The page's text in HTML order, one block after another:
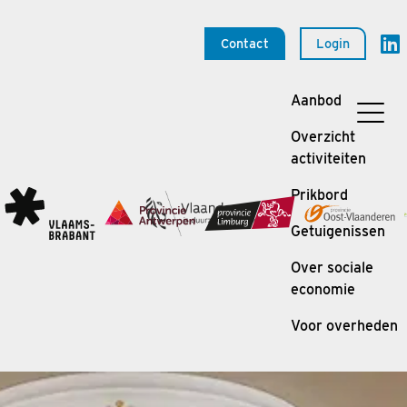
Contact Login
Aanbod
Overzicht
activiteiten
Prikbord
Getuigenissen
Over sociale
economie
Voor overheden